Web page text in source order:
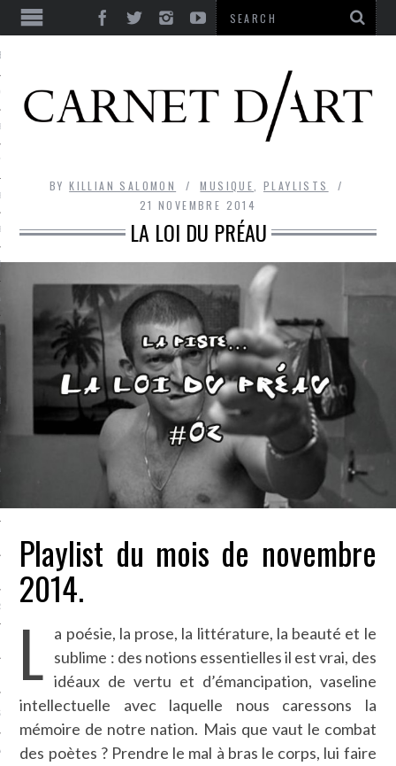
ULTIME
RIRE
DIALOGUE
HASARD
BEAUTÉ
FOLIE
GUERRE
BYKILLIAN SALOMON MUSIQUE ,PLAYLISTS
21 NOVEMBRE 2014
LA LOI DU PRÉAU
Playlist du mois de novembre
2014.
L a poésie, la prose, la littérature, la beauté et le
sublime : des notions essentielles il est vrai, des
idéaux de vertu et d’émancipation, vaseline
intellectuelle avec laquelle nous caressons la
mémoire de notre nation. Mais que vaut le combat
des poètes ? Prendre le mal à bras le corps, lui faire